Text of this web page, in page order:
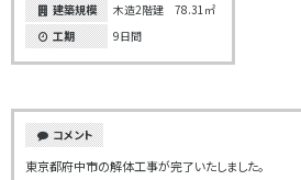
建築規模
木造2階建 78.31㎡
工期
9日間
コメント
東京都府中市の解体工事が完了いたしました。